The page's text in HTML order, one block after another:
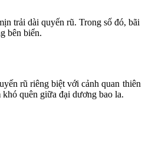
trải dài quyến rũ. Trong số đó,
bên biển.
rũ riêng biệt với cảnh quan
quên giữa đại dương bao la.